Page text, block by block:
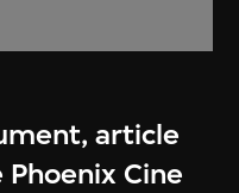
article
Cine